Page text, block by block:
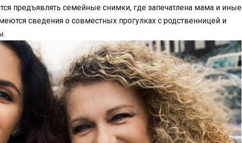
предъявлять семейные снимки, где запечатлена мама и иные
сведения о совместных прогулках с родственницей и